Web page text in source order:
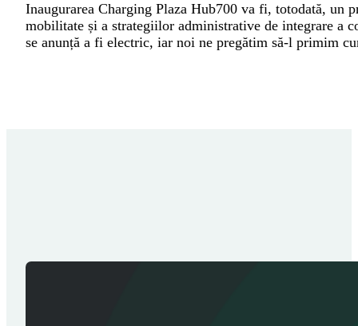
Inaugurarea Charging Plaza Hub700 va fi, totodată, un
mobilitate și a strategiilor administrative de integrare a
se anunță a fi electric, iar noi ne pregătim să-l primim